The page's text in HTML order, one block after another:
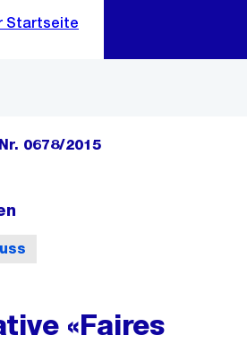
ein
0678/2015
«Faires